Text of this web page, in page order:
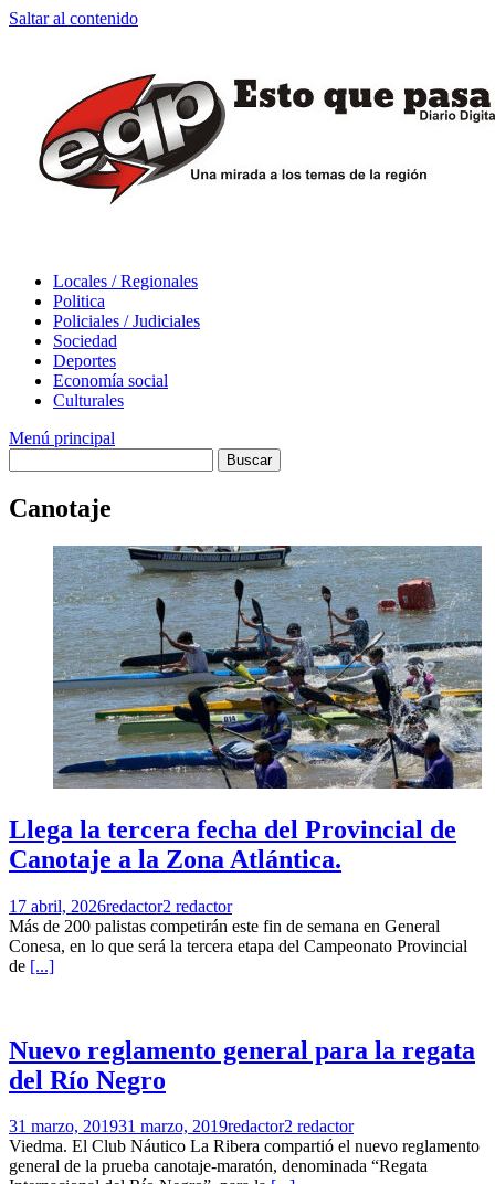
Saltar al contenido
Locales / Regionales
Politica
Policiales / Judiciales
Sociedad
Deportes
Economía social
Culturales
Menú principal
Canotaje
Llega la tercera fecha del Provincial de
Canotaje a la Zona Atlántica.
17 abril, 2026redactor2 redactor
Más de 200 palistas competirán este fin de semana en General
Conesa, en lo que será la tercera etapa del Campeonato Provincial
de [...]
Nuevo reglamento general para la regata
del Río Negro
31 marzo, 201931 marzo, 2019redactor2 redactor
Viedma. El Club Náutico La Ribera compartió el nuevo reglamento
general de la prueba canotaje-maratón, denominada “Regata